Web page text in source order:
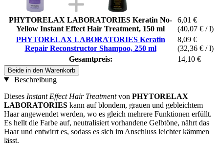
PHYTORELAX LABORATORIES Keratin No-
Yellow Instant Effect Hair Treatment, 150 ml
6,01 €
(40,07 € / l)
PHYTORELAX LABORATORIES Keratin
Repair Reconstructor Shampoo, 250 ml
8,09 €
(32,36 € / l)
Gesamtpreis:
14,10 €
Beide in den Warenkorb
Beschreibung
Dieses Instant Effect Hair Treatmentvon PHYTORELAX
LABORATORIES kann auf blondem, grauen und gebleichtem
Haar angewendet werden, wo es gleich mehrere Funktionen erfüllt.
Es hellt die Farbe auf, neutralisiert vorhandene Gelbtöne, nährt das
Haar und entwirrt es, sodass es sich im Anschluss leichter kämmen
lässt.